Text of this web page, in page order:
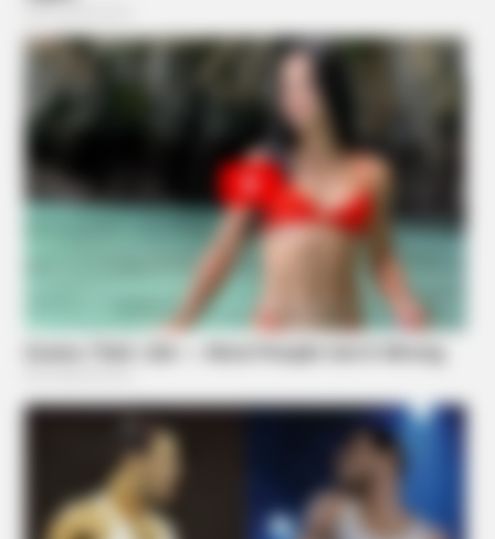
HABERION
Remember Honey Boo Boo? Better To Sit Down Before You
Pick A Ring And Nail Shape To Reveal Your Darkest Secrets!